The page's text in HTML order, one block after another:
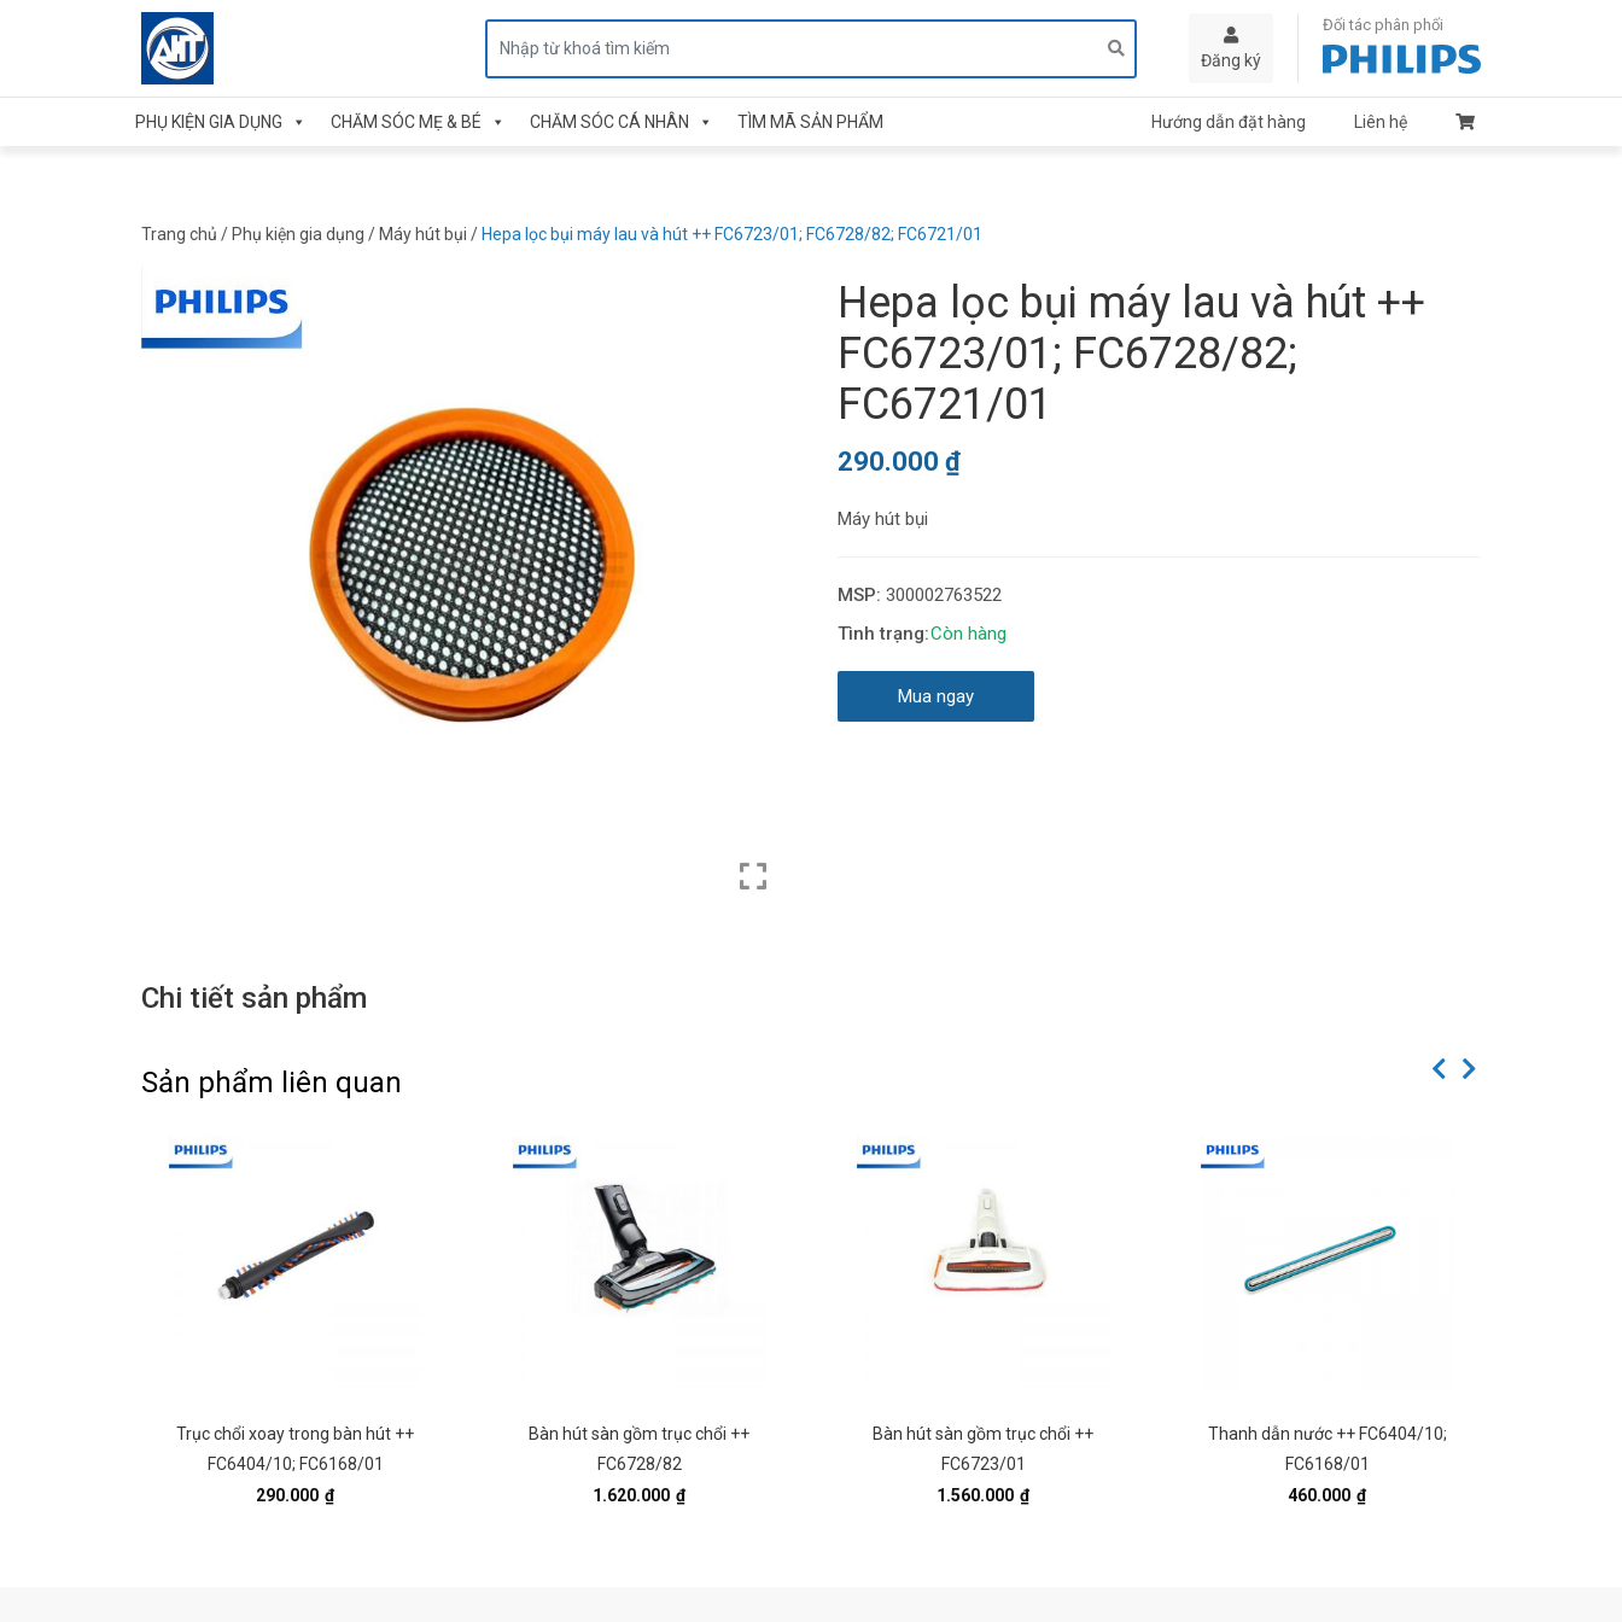
Đăng ký
Đối tác phân phối
PHỤ KIỆN GIA DỤNG CHĂM SÓC MẸ & BÉ CHĂM SÓC CÁ NHÂN TÌM MÃ SẢN PHẨM Hướng dẫn đặt hàng Liên hệ
Trang chủ / Phụ kiện gia dụng / Máy hút bụi / Hepa lọc bụi máy lau và hút ++ FC6723/01; FC6728/82; FC6721/01
Hepa lọc bụi máy lau và hút ++
FC6723/01; FC6728/82;
FC6721/01
290.000 ₫
Máy hút bụi
MSP:300002763522
Còn hàng
Mua ngay
Chi tiết sản phẩm
Sản phẩm liên quan
Trục chổi xoay trong bàn hút ++
FC6404/10; FC6168/01
290.000 ₫
Bàn hút sàn gồm trục chổi ++
FC6728/82
1.620.000 ₫
Bàn hút sàn gồm trục chổi ++
FC6723/01
1.560.000 ₫
Thanh dẫn nước ++ FC6404/10;
FC6168/01
460.000 ₫